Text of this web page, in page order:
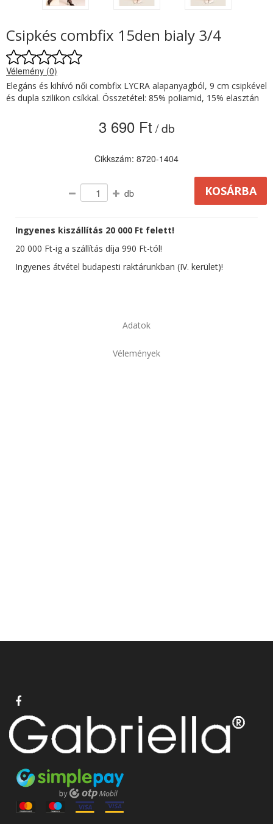
Csipkés combfix 15den bialy 3/4
Vélemény (0)
Elegáns és kihívó női combfix LYCRA alapanyagból, 9 cm csipkével
és dupla szilikon csíkkal. Összetétel: 85% poliamid, 15% elasztán
3 690 Ft / db
Cikkszám: 8720-1404
db
Ingyenes kiszállítás 20 000 Ft felett!
20 000 Ft-ig a szállítás díja 990 Ft-tól!
Ingyenes átvétel budapesti raktárunkban (IV. kerület)!
Adatok
Vélemények